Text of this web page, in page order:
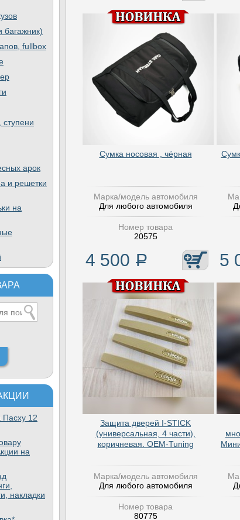
багажник)
fullbox
арок
и решетки
на
12
на
накладки
Сумка носовая , чёрная
Марка/модель автомобиля
Для любого автомобиля
Номер товара
20575
4 500 Р 5
Защита дверей I-STICK
(универсальная, 4 части),
коричневая. OEM-Tuning
Марка/модель автомобиля
Для любого автомобиля
Номер товара
80775